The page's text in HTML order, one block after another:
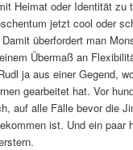
Heimat oder Identität zu
jetzt cool oder
überfordert man
Übermaß an
ja aus einer Gegend,
gearbeitet hat. Vor
auf alle Fälle bevor die
ist. Und ein paar